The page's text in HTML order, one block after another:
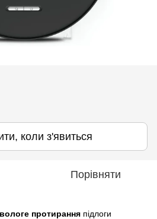
коли з'явиться
Порівняти
протирання підлоги